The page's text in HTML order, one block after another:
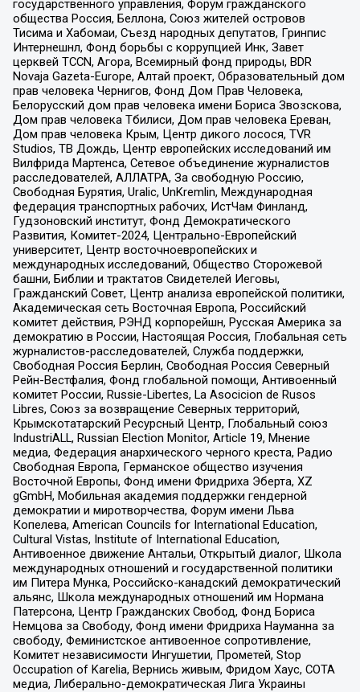
государственного управления, Форум гражданского
общества Россия, Беллона, Союз жителей островов
Тисима и Хабомаи, Съезд народных депутатов, Гринпис
Интернешнл, Фонд борьбы с коррупцией Инк, Завет
церквей TCCN, Агора, Всемирный фонд природы, BDR
Novaja Gazeta-Europe, Алтай проект, Образовательный дом
прав человека Чернигов, Фонд Дом Прав Человека,
Белорусский дом прав человека имени Бориса Звозскова,
Дом прав человека Тбилиси, Дом прав человека Ереван,
Дом прав человека Крым, Центр дикого лосося, TVR
Studios, ТВ Дождь, Центр европейских исследований им
Вилфрида Мартенса, Сетевое объединение журналистов
расследователей, АЛЛАТРА, За свободную Россию,
Свободная Бурятия, Uralic, UnKremlin, Международная
федерация транспортных рабочих, ИстЧам Финланд,
Гудзоновский институт, Фонд Демократического
Развития, Комитет-2024, Центрально-Европейский
университет, Центр восточноевропейских и
международных исследований, Общество Сторожевой
башни, Библии и трактатов Свидетелей Иеговы,
Гражданский Совет, Центр анализа европейской политики,
Академическая сеть Восточная Европа, Российский
комитет действия, РЭНД корпорейшн, Русская Америка за
демократию в России, Настоящая Россия, Глобальная сеть
журналистов-расследователей, Служба поддержки,
Свободная Россия Берлин, Свободная Россия Северный
Рейн-Вестфалия, Фонд глобальной помощи, Антивоенный
комитет России, Russie-Libertes, La Asocicion de Rusos
Libres, Союз за возвращение Северных территорий,
Крымскотатарский Ресурсный Центр, Глобальный союз
IndustriALL, Russian Election Monitor, Article 19, Мнение
медиа, Федерация анархического черного креста, Радио
Свободная Европа, Германское общество изучения
Восточной Европы, Фонд имени Фридриха Эберта, XZ
gGmbH, Мобильная академия поддержки гендерной
демократии и миротворчества, Форум имени Льва
Копелева, American Councils for International Education,
Cultural Vistas, Institute of International Education,
Антивоенное движение Антальи, Открытый диалог, Школа
международных отношений и государственной политики
им Питера Мунка, Российско-канадский демократический
альянс, Школа международных отношений им Нормана
Патерсона, Центр Гражданских Свобод, Фонд Бориса
Немцова за Свободу, Фонд имени Фридриха Науманна за
свободу, Феминистское антивоенное сопротивление,
Комитет независимости Ингушетии, Прометей, Stop
Occupation of Karelia, Вернись живым, Фридом Хаус, СОТА
медиа, Либерально-демократическая Лига Украины